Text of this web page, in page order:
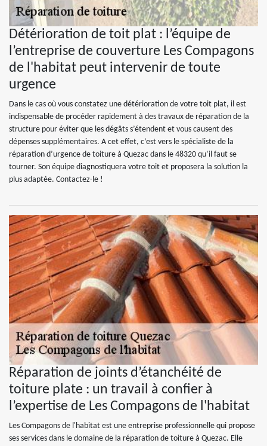
Détérioration de toit plat : l’équipe de
l’entreprise de couverture Les Compagons
de l'habitat peut intervenir de toute
urgence
Dans le cas où vous constatez une détérioration de votre toit plat, il est
indispensable de procéder rapidement à des travaux de réparation de la
structure pour éviter que les dégâts s’étendent et vous causent des
dépenses supplémentaires. A cet effet, c’est vers le spécialiste de la
réparation d’urgence de toiture à Quezac dans le 48320 qu’il faut se
tourner. Son équipe diagnostiquera votre toit et proposera la solution la
plus adaptée. Contactez-le !
Réparation de joints d’étanchéité de
toiture plate : un travail à confier à
l’expertise de Les Compagons de l'habitat
Les Compagons de l'habitat est une entreprise professionnelle qui propose
ses services dans le domaine de la réparation de toiture à Quezac. Elle